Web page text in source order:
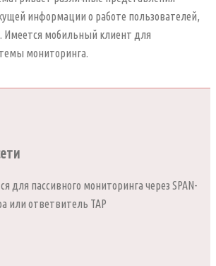
информации о работе пользователей,
Имеется мобильный клиент для
мониторинга.
для пассивного мониторинга через SPAN-
или ответвитель TAP